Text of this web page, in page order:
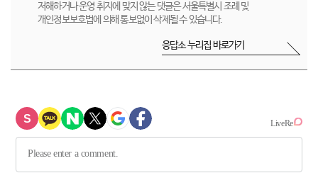
저해하거나 운영 취지에 맞지 않는 댓글은 서울특별시 조례 및
개인정보보호법에 의해 통보없이 삭제될 수 있습니다.
응답소 누리집 바로가기